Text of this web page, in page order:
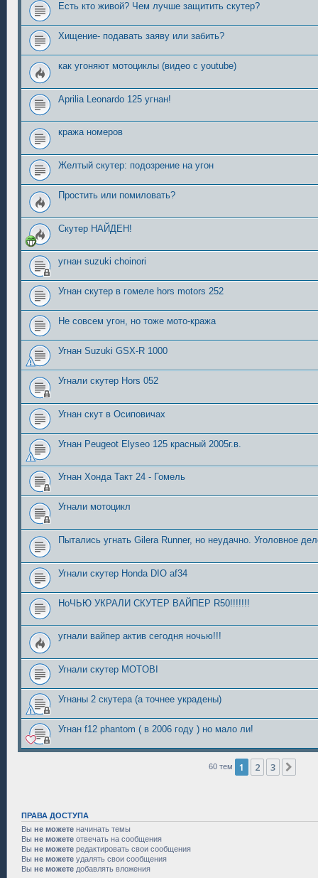
Есть кто живой? Чем лучше защитить скутер?
Хищение- подавать заяву или забить?
как угоняют мотоциклы (видео с youtube)
Aprilia Leonardo 125 угнан!
кража номеров
Желтый скутер: подозрение на угон
Простить или помиловать?
Скутер НАЙДЕН!
угнан suzuki choinori
Угнан скутер в гомеле hors motors 252
Не совсем угон, но тоже мото-кража
Угнан Suzuki GSX-R 1000
Угнали скутер Hors 052
Угнан скут в Осиповичах
Угнан Peugeot Elyseo 125 красный 2005г.в.
Угнан Хонда Такт 24 - Гомель
Угнали мотоцикл
Пытались угнать Gilera Runner, но неудачно. Уголовное
Угнали скутер Honda DIO af34
НоЧЬЮ УКРАЛИ СКУТЕР ВАЙПЕР R50!!!!!!!
угнали вайпер актив сегодня ночью!!!
Угнали скутер MOTOBI
Угнаны 2 скутера (а точнее украдены)
Угнан f12 phantom ( в 2006 году ) но мало ли!
60 тем 1 2 3
ПРАВА ДОСТУПА
Вы не можете начинать темы
Вы не можете отвечать на сообщения
Вы не можете редактировать свои сообщения
Вы не можете удалять свои сообщения
Вы не можете добавлять вложения